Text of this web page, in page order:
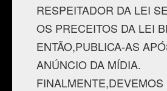
RESPEITADOR DA LEI
OS PRECEITOS DA LEI
ENTÃO,PUBLICA-AS
ANÚNCIO DA MÍDIA.